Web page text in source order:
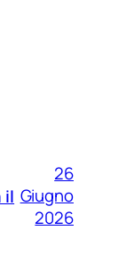
il
26
Giugno
2026